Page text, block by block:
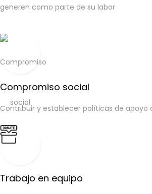
generen como parte de su labor
Compromiso social
Contribuir y establecer políticas de apoyo
Trabajo en equipo